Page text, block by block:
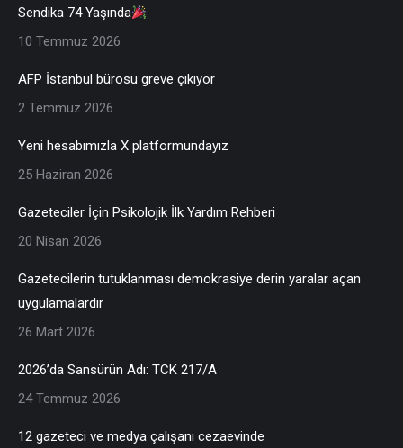
Sendika 74 Yaşında
10 Temmuz 2026
AFP İstanbul bürosu greve çıkıyor
2 Temmuz 2026
Yeni hesabımızla X platformundayız
25 Haziran 2026
Gazeteciler İçin Psikolojik İlk Yardım Rehberi
20 Nisan 2026
Gazetecilerin tutuklanması demokrasiye derin yaralar açan
uygulamalardır
26 Mart 2026
2026’da Sansürün Adı: TCK 217/A
24 Temmuz 2026
12 gazeteci ve medya çalışanı cezaevinde